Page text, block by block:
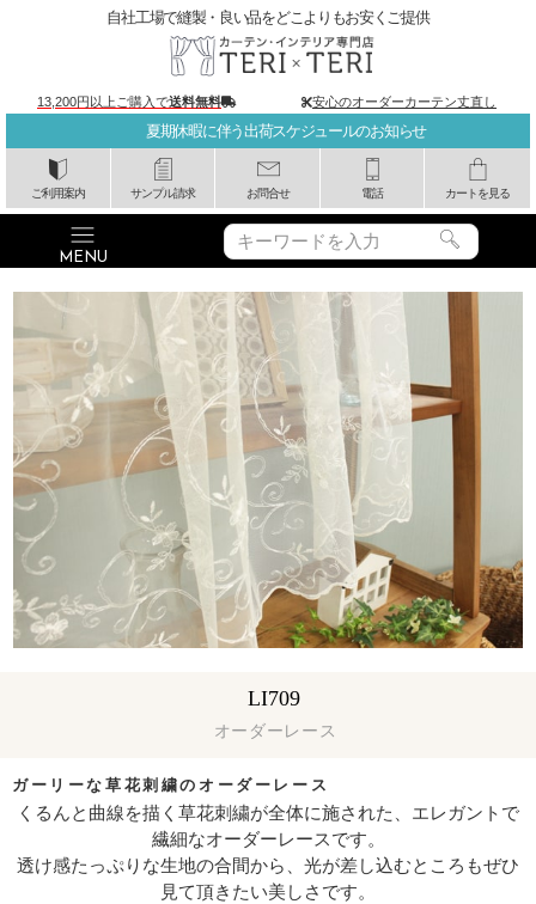
夏期休暇に伴う出荷スケジュールのお知らせ
ご利用案内 サンプル請求 お問合せ 電話 カートを見る
自社工場で縫製・良い品をどこよりもお安くご提供
13,200円以上ご購入で送料無料 安心のオーダーカーテン丈直し
ガーリーな草花刺繍のオーダーレース
オーダーレース
LI709
くるんと曲線を描く草花刺繍が全体に施された、エレガントで
繊細なオーダーレースです。
透け感たっぷりな生地の合間から、光が差し込むところもぜひ
見て頂きたい美しさです。